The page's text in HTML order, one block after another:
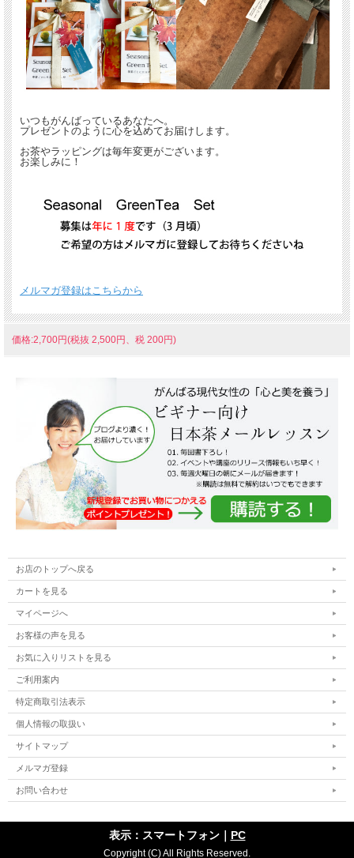
いつもがんばっているあなたへ。
プレゼントのように心を込めてお届けします。
お茶やラッピングは毎年変更がございます。
お楽しみに！
メルマガ登録はこちらから
価格:2,700円(税抜 2,500円、税 200円)
お店のトップへ戻る
カートを見る
マイページへ
お客様の声を見る
お気に入りリストを見る
ご利用案内
特定商取引法表示
個人情報の取扱い
サイトマップ
メルマガ登録
お問い合わせ
表示：スマートフォン｜ PC
Copyright (C) All Rights Reserved.